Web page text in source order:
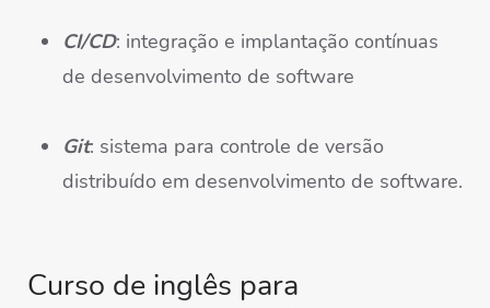
CI/CD: integração e implantação contínuas
de desenvolvimento de software
Git: sistema para controle de versão
distribuído em desenvolvimento de software.
Curso de inglês para